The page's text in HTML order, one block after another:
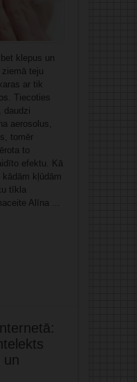
klepus un
teju
ar tik
Tiecoties
daudzi
aerosolus,
tomēr
to
efektu. Kā
kļūdām
tīkla
Alīna ...
un